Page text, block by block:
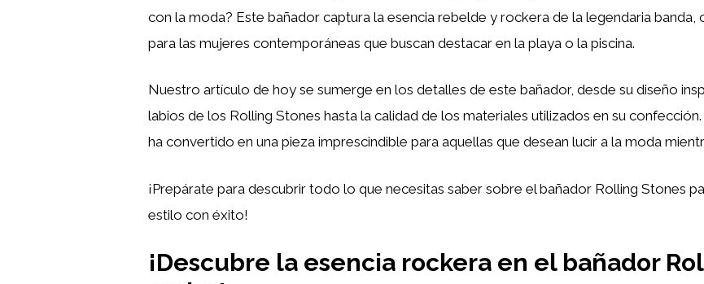
con la moda? Este bañador captura la esencia rebelde y rockera de la legendaria
para las mujeres contemporáneas que buscan destacar en la playa o la piscina.
Nuestro artículo de hoy se sumerge en los detalles de este bañador, desde su diseño
labios de los Rolling Stones hasta la calidad de los materiales utilizados en su
ha convertido en una pieza imprescindible para aquellas que desean lucir a la moda
¡Prepárate para descubrir todo lo que necesitas saber sobre el bañador Rolling Stones
estilo con éxito!
¡Descubre la esencia rockera en el bañador